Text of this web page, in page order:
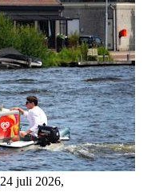
24 juli 2026,